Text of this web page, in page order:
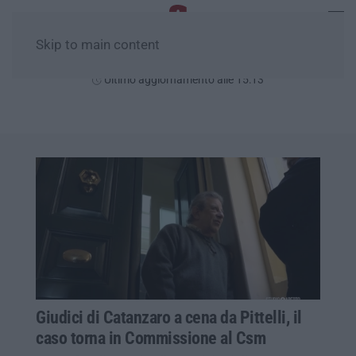
Skip to main content
Ultimo aggiornamento alle 15:13
Giudici di Catanzaro a cena da Pittelli, il
caso torna in Commissione al Csm